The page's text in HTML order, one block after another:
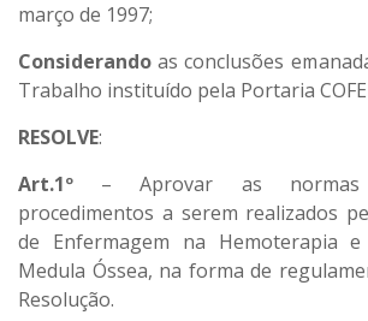
março de 1997;
Considerando as conclusões
Trabalho instituído pela Portaria
RESOLVE:
Art.1º – Aprovar as normas
procedimentos a serem realizados
de Enfermagem na Hemoterapia
Medula Óssea, na forma de
Resolução.